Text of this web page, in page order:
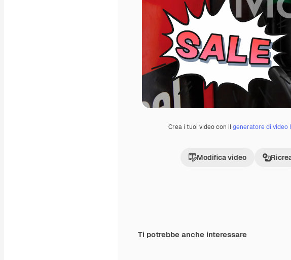
Crea i tuoi video con ilgeneratore di video
Modifica video
Ti potrebbe anche interessare